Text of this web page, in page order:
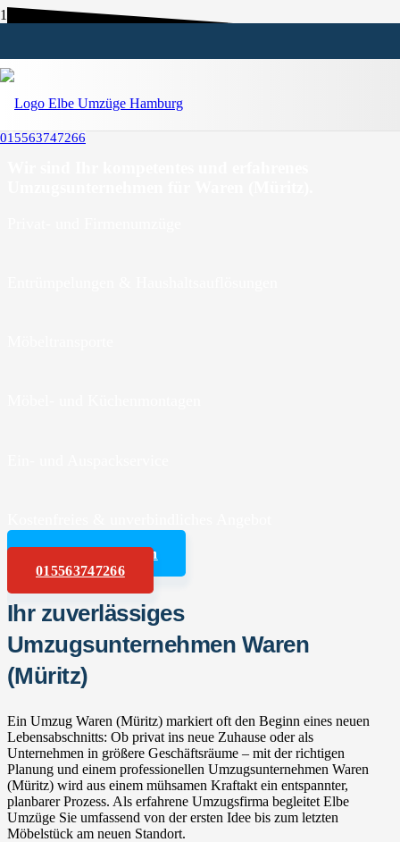
015563747266
Umzugsunternehmen Waren
Angebot anfordern
015563747266
Ihr zuverlässiges
Umzugsunternehmen Waren
(Müritz)
Ein Umzug Waren (Müritz) markiert oft den Beginn eines neuen
Lebensabschnitts: Ob privat ins neue Zuhause oder als
Unternehmen in größere Geschäftsräume – mit der richtigen
Planung und einem professionellen Umzugsunternehmen Waren
(Müritz) wird aus einem mühsamen Kraftakt ein entspannter,
planbarer Prozess. Als erfahrene Umzugsfirma begleitet Elbe
Umzüge Sie umfassend von der ersten Idee bis zum letzten
Möbelstück am neuen Standort.